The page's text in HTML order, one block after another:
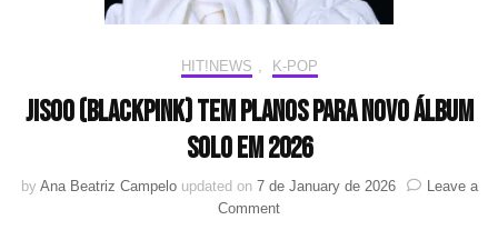
nos
HIT!NEWS K-POP
JISOO (BLACKPINK) tem planos para novo álbum
solo em 2026
by Ana Beatriz Campelo updated on 7 de January de 2026
Leave a
Commenton